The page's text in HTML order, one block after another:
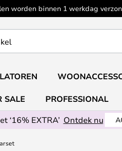
worden binnen 1 werkdag
SALE
PROFESSIONAL
‘16% EXTRA’ Ontdek nu